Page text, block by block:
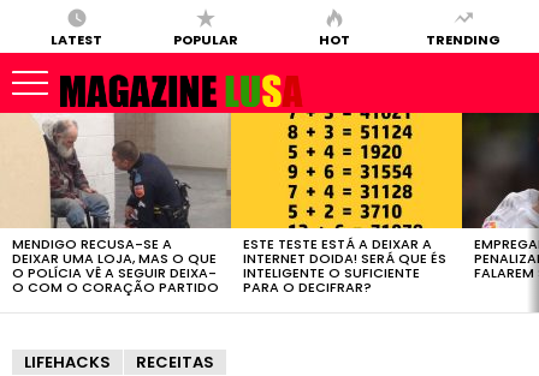
LATEST POPULAR HOT TRENDING
LATEST
STORIES
MENDIGO RECUSA-SE A
DEIXAR UMA LOJA, MAS O QUE
O POLÍCIA VÊ A SEGUIR DEIXA-
O COM O CORAÇÃO PARTIDO
ESTE TESTE ESTÁ A DEIXAR A
INTERNET DOIDA! SERÁ QUE ÉS
INTELIGENTE O SUFICIENTE
PARA O DECIFRAR?
FALAREM
LIFEHACKS RECEITAS